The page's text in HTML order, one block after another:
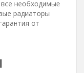
необходимые
радиаторы
от